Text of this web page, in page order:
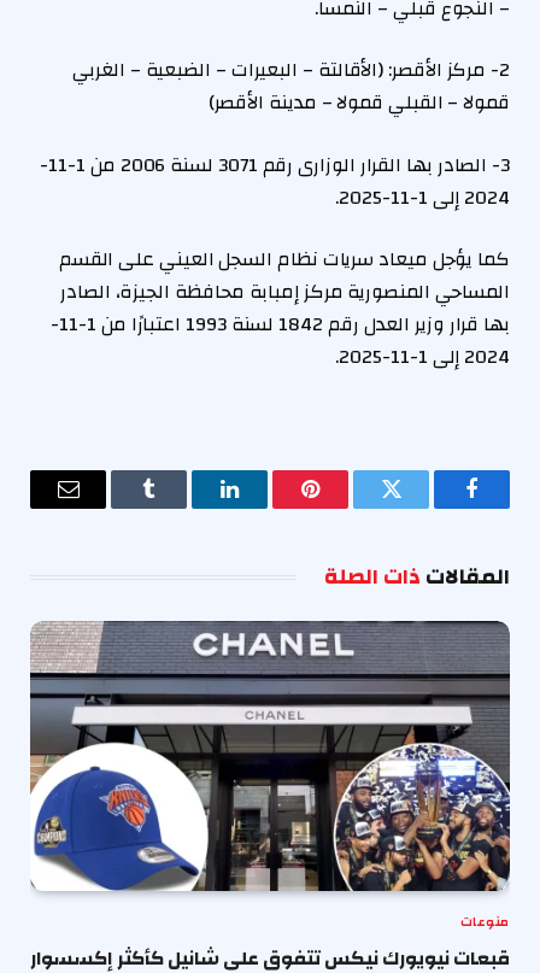
– النجوع قبلي – النمسا.
2- مركز الأقصر: (الأقالتة – البعيرات – الضبعية – الغربي
قمولا – القبلي قمولا – مدينة الأقصر)
3- الصادر بها القرار الوزارى رقم 3071 لسنة 2006 من 1-11-
2024 إلى 1-11-2025.
كما يؤجل ميعاد سريات نظام السجل العيني على القسم
المساحي المنصورية مركز إمبابة محافظة الجيزة، الصادر
بها قرار وزير العدل رقم 1842 لسنة 1993 اعتبارًا من 1-11-
2024 إلى 1-11-2025.
فيسبوك تويتر بينتيريستلينكدإن Tumblr
البريد
المقالاتذات الصلة
منوعات
قبعات نيويورك نيكس تتفوق على شانيل كأكثر إكسسوار